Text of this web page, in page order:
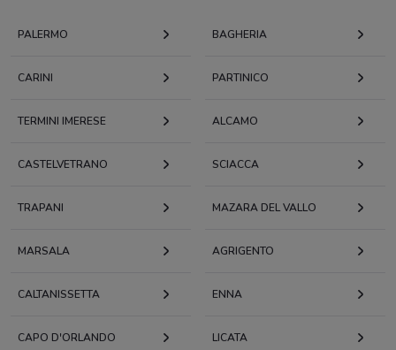
PALERMO BAGHERIA
CARINI PARTINICO
TERMINI IMERESE ALCAMO
CASTELVETRANO SCIACCA
TRAPANI MAZARA DEL VALLO
MARSALA AGRIGENTO
CALTANISSETTA ENNA
CAPO D'ORLANDO LICATA